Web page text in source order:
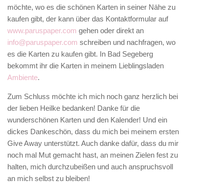
möchte, wo es die schönen Karten in seiner Nähe zu
kaufen gibt, der kann über das Kontaktformular auf
www.paruspaper.com gehen oder direkt an
info@paruspaper.com schreiben und nachfragen, wo
es die Karten zu kaufen gibt. In Bad Segeberg
bekommt ihr die Karten in meinem Lieblingsladen
Ambiente.
Zum Schluss möchte ich mich noch ganz herzlich bei
der lieben Heilke bedanken! Danke für die
wunderschönen Karten und den Kalender! Und ein
dickes Dankeschön, dass du mich bei meinem ersten
Give Away unterstützt. Auch danke dafür, dass du mir
noch mal Mut gemacht hast, an meinen Zielen fest zu
halten, mich durchzubeißen und auch anspruchsvoll
an mich selbst zu bleiben!